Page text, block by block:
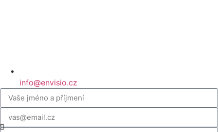
info@envisio.cz